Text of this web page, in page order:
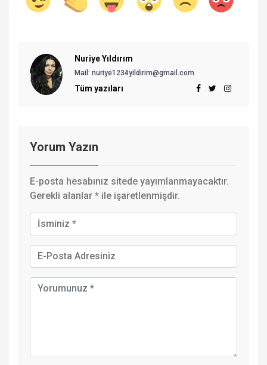
Nuriye Yıldırım
Mail: nuriye1234yildirim@gmail.com
Tüm yazıları
Yorum Yazın
E-posta hesabınız sitede yayımlanmayacaktır.
Gerekli alanlar * ile işaretlenmişdir.